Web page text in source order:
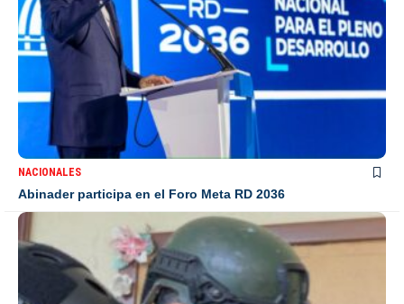
NACIONALES
Abinader participa en el Foro Meta RD 2036